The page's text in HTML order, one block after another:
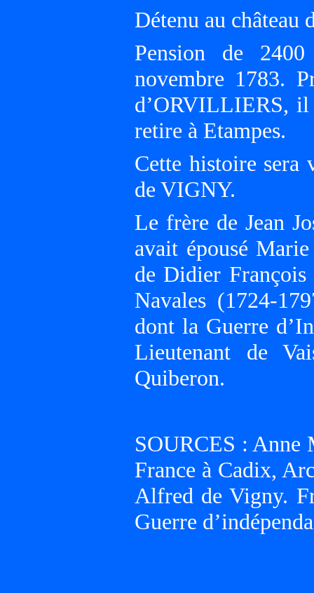
Détenu au château
Pension de
novembre 1783.
d’ORVILLIERS,
retire à Etampes.
Cette histoire sera
de VIGNY.
Le frère de Jean
avait épousé
de Didier François
Navales (1724-
dont la Guerre
Lieutenant de
Quiberon.
SOURCES : Anne
France à Cadix,
Alfred de Vigny.
Guerre